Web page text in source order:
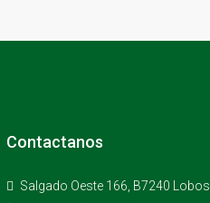
Contactanos
Salgado Oeste 166, B7240 Lobos,